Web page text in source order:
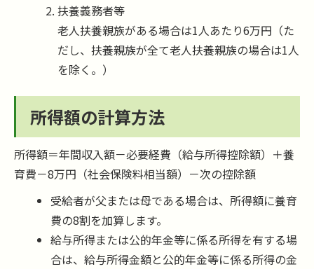
扶養義務者等
老人扶養親族がある場合は1人あたり6万円（た
だし、扶養親族が全て老人扶養親族の場合は1人
を除く。）
所得額の計算方法
所得額＝年間収入額－必要経費（給与所得控除額）＋養
育費－8万円（社会保険料相当額）－次の控除額
受給者が父または母である場合は、所得額に養育
費の8割を加算します。
給与所得または公的年金等に係る所得を有する場
合は、給与所得金額と公的年金等に係る所得の金